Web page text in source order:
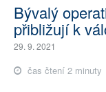
Bývalý
přibližují k
29. 9. 2021
čas čtení 2 minuty